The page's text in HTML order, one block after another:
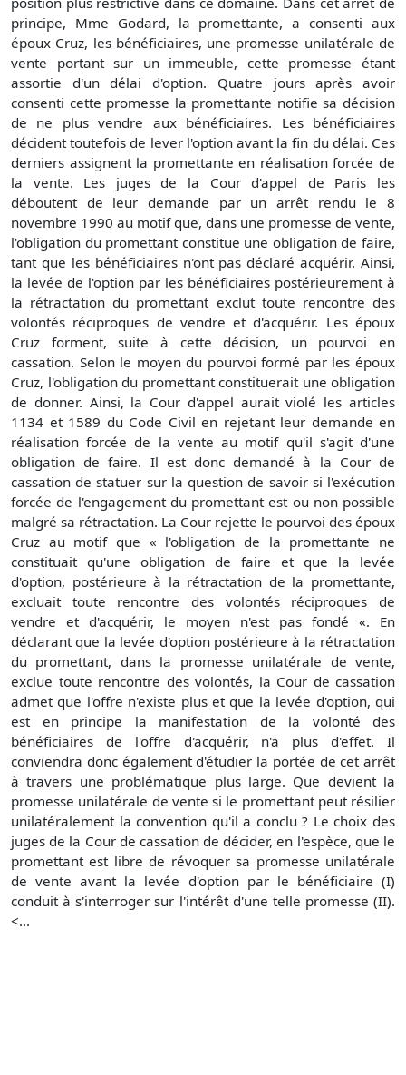
principe, Mme Godard, la promettante, a consenti aux
époux Cruz, les bénéficiaires, une promesse unilatérale de
vente portant sur un immeuble, cette promesse étant
assortie d'un délai d'option. Quatre jours après avoir
consenti cette promesse la promettante notifie sa décision
de ne plus vendre aux bénéficiaires. Les bénéficiaires
décident toutefois de lever l'option avant la fin du délai. Ces
derniers assignent la promettante en réalisation forcée de
la vente. Les juges de la Cour d'appel de Paris les
déboutent de leur demande par un arrêt rendu le 8
novembre 1990 au motif que, dans une promesse de vente,
l'obligation du promettant constitue une obligation de faire,
tant que les bénéficiaires n'ont pas déclaré acquérir. Ainsi,
la levée de l'option par les bénéficiaires postérieurement à
la rétractation du promettant exclut toute rencontre des
volontés réciproques de vendre et d'acquérir. Les époux
Cruz forment, suite à cette décision, un pourvoi en
cassation. Selon le moyen du pourvoi formé par les époux
Cruz, l'obligation du promettant constituerait une obligation
de donner. Ainsi, la Cour d'appel aurait violé les articles
1134 et 1589 du Code Civil en rejetant leur demande en
réalisation forcée de la vente au motif qu'il s'agit d'une
obligation de faire. Il est donc demandé à la Cour de
cassation de statuer sur la question de savoir si l'exécution
forcée de l'engagement du promettant est ou non possible
malgré sa rétractation. La Cour rejette le pourvoi des époux
Cruz au motif que « l'obligation de la promettante ne
constituait qu'une obligation de faire et que la levée
d'option, postérieure à la rétractation de la promettante,
excluait toute rencontre des volontés réciproques de
vendre et d'acquérir, le moyen n'est pas fondé «. En
déclarant que la levée d'option postérieure à la rétractation
du promettant, dans la promesse unilatérale de vente,
exclue toute rencontre des volontés, la Cour de cassation
admet que l'offre n'existe plus et que la levée d'option, qui
est en principe la manifestation de la volonté des
bénéficiaires de l'offre d'acquérir, n'a plus d'effet. Il
conviendra donc également d'étudier la portée de cet arrêt
à travers une problématique plus large. Que devient la
promesse unilatérale de vente si le promettant peut résilier
unilatéralement la convention qu'il a conclu ? Le choix des
juges de la Cour de cassation de décider, en l'espèce, que le
promettant est libre de révoquer sa promesse unilatérale
de vente avant la levée d'option par le bénéficiaire (I)
conduit à s'interroger sur l'intérêt d'une telle promesse (II).
<...